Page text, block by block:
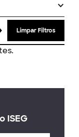
Limpar Filtros
ISEG